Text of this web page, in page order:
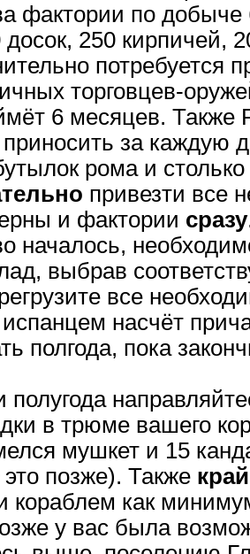
фактории по
досок, 250 кирпичей,
потребуется
торговцев-
6 месяцев. Также
за каждую
рома и
привезти все
и фактории сразу
началось,
выбрав
все
испанцем насчёт
полгода, пока
полугода
в трюме вашего
мушкет и 15
позже). Также
кораблем как
у вас была